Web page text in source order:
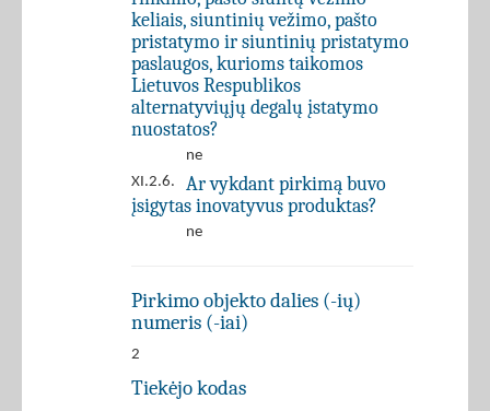
keliais, siuntinių vežimo, pašto
pristatymo ir siuntinių pristatymo
paslaugos, kurioms taikomos
Lietuvos Respublikos
alternatyviųjų degalų įstatymo
nuostatos?
ne
XI.2.6.
Ar vykdant pirkimą buvo
įsigytas inovatyvus produktas?
ne
Pirkimo objekto dalies (-ių)
numeris (-iai)
2
Tiekėjo kodas